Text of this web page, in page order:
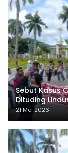
Sebut Kasus
Dituding
21 Mei 2026